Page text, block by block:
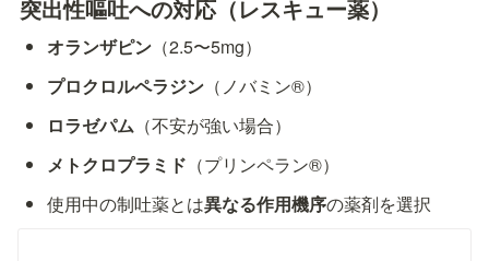
突出性嘔吐への対応（レスキュー薬）
オランザピン （2.5〜5mg）
プロクロルペラジン （ノバミン®）
ロラゼパム （不安が強い場合）
メトクロプラミド （プリンペラン®）
使用中の制吐薬とは異なる作用機序の薬剤を選択